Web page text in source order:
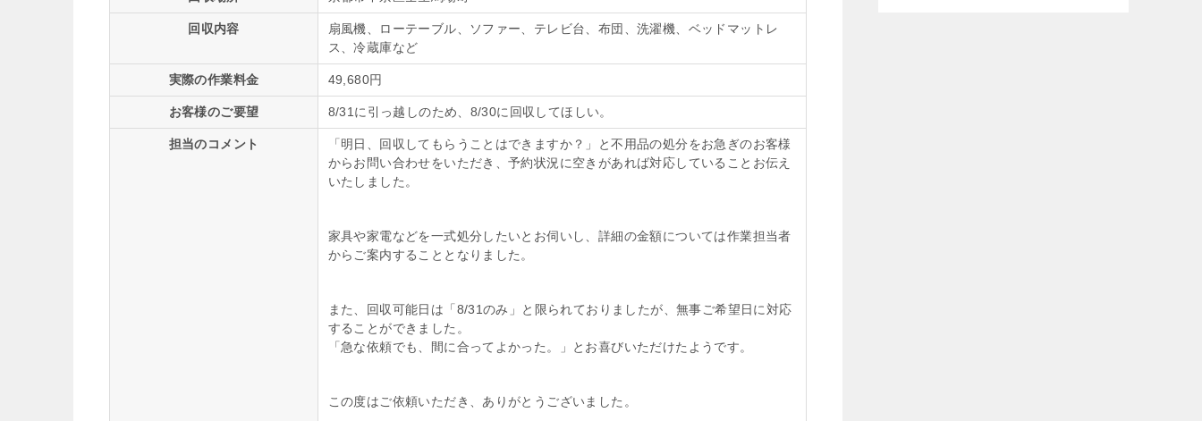
回収内容
扇風機、ローテーブル、ソファー、テレビ台、布団、洗濯機、ベッドマットレ
ス、冷蔵庫など
実際の作業料金 49,680円
お客様のご要望 8/31に引っ越しのため、8/30に回収してほしい。
担当のコメント
「明日、回収してもらうことはできますか？」と不用品の処分をお急ぎのお客様
からお問い合わせをいただき、予約状況に空きがあれば対応していることお伝え
いたしました。
家具や家電などを一式処分したいとお伺いし、詳細の金額については作業担当者
からご案内することとなりました。
また、回収可能日は「8/31のみ」と限られておりましたが、無事ご希望日に対応
することができました。
「急な依頼でも、間に合ってよかった。」とお喜びいただけたようです。
この度はご依頼いただき、ありがとうございました。